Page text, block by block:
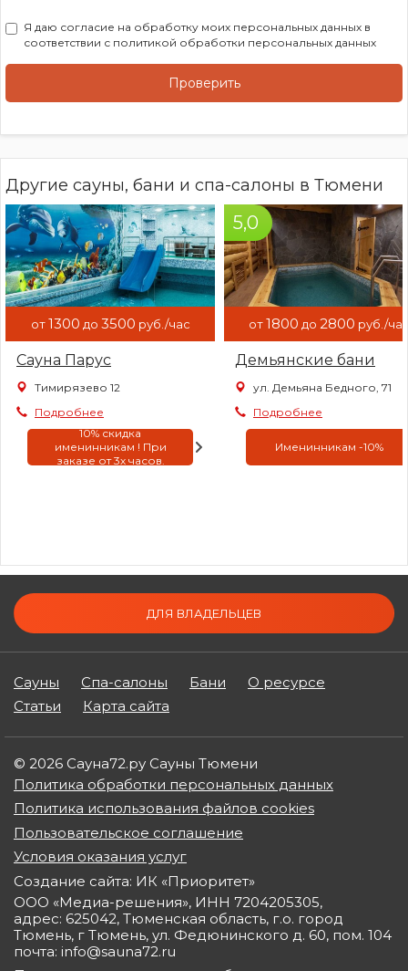
Я даю согласие на обработку моих персональных данных в
соответствии с политикой обработки персональных данных
Проверить
Другие сауны, бани и спа-салоны в Тюмени
от1300 до 3500 руб./час
Сауна Парус
Тимирязево 12
Подробнее
10% скидка
именинникам ! При
заказе от 3х часов.
5,0
от1800 до 2800 руб./
Демьянские бани
ул. Демьяна Бедного, 71
Подробнее
Именинникам -10%
ДЛЯ ВЛАДЕЛЬЦЕВ
Сауны Спа-салоны Бани
О ресурсе
Статьи
Карта сайта
© 2026 Сауна72.ру Сауны Тюмени
Политика обработки персональных данных
Политика использования файлов cookies
Пользовательское соглашение
Условия оказания услуг
Создание сайта: ИК «Приоритет»
ООО «Медиа-решения», ИНН 7204205305,
адрес: 625042, Тюменская область, г.о. город
Тюмень, г Тюмень, ул. Федюнинского д. 60, пом. 104
почта: info@sauna72.ru